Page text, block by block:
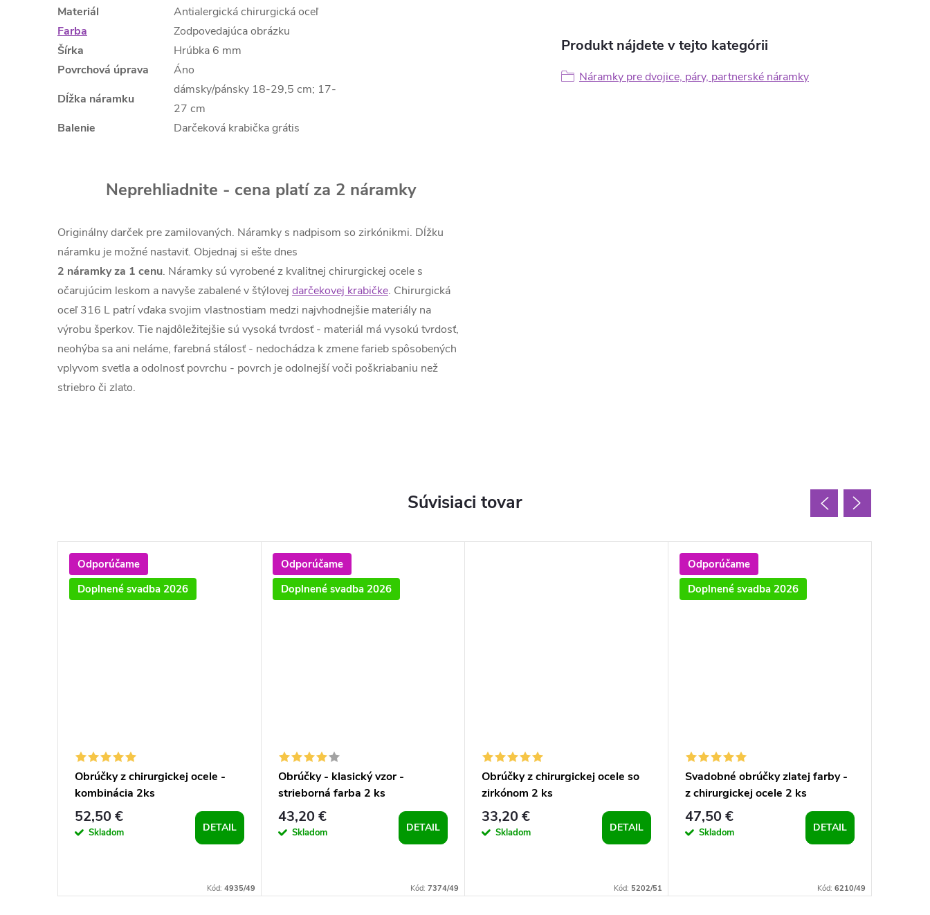
Materiál
Antialergická chirurgická oceľ
Farba
Zodpovedajúca obrázku
Šírka
Hrúbka 6 mm
Povrchová úprava
Áno
Dĺžka náramku
dámsky/pánsky 18-29,5 cm; 17-
27 cm
Balenie
Darčeková krabička grátis
Neprehliadnite - cena platí za 2 náramky
Originálny darček pre zamilovaných. Náramky s nadpisom so zirkónikmi. Dĺžku
náramku je možné nastaviť. Objednaj si ešte dnes
2 náramky za 1 cenu. Náramky sú vyrobené z kvalitnej chirurgickej ocele s
očarujúcim leskom a navyše zabalené v štýlovej darčekovej krabičke. Chirurgická
oceľ 316 L patrí vďaka svojim vlastnostiam medzi najvhodnejšie materiály na
výrobu šperkov. Tie najdôležitejšie sú vysoká tvrdosť - materiál má vysokú tvrdosť,
neohýba sa ani neláme, farebná stálosť - nedochádza k zmene farieb spôsobených
vplyvom svetla a odolnosť povrchu - povrch je odolnejší voči poškriabaniu než
striebro či zlato.
Produkt nájdete v tejto kategórii
Náramky pre dvojice, páry, partnerské náramky
Súvisiaci tovar
Odporúčame
Doplnené svadba 2026
Obrúčky z chirurgickej ocele -
kombinácia 2ks
52,50 €
Skladom DETAIL
Kód: 4935/49
Odporúčame
Doplnené svadba 2026
Obrúčky - klasický vzor -
strieborná farba 2 ks
43,20 €
Skladom DETAIL
Kód: 7374/49
Obrúčky z chirurgickej ocele so
zirkónom 2 ks
33,20 €
Skladom DETAIL
Kód: 5202/51
Odporúčame
Doplnené svadba 2026
Svadobné obrúčky zlatej farby -
z chirurgickej ocele 2 ks
47,50 €
Skladom DETAIL
Kód: 6210/49